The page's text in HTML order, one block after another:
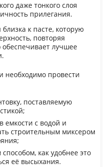
даже тонкого слоя
прилегания.
к пасте, которую
повторяя
обеспечивает лучшее
необходимо провести
поставляемую
емкости с водой и
строительным миксером
как удобнее это
её высыхания.